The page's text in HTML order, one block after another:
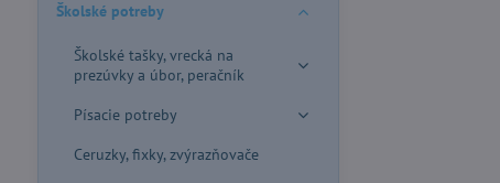
Školské potreby
Školské tašky, vrecká na
prezúvky a úbor, peračník
Písacie potreby
Ceruzky, fixky, zvýrazňovače